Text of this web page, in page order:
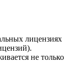
лицензиях
не только